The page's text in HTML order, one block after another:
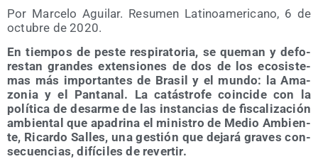
Por Mar­ce­lo Agui­lar. Resu­men Lati­no­ame­ri­cano, 6 de
octu­bre de 2020.
En tiem­pos de pes­te res­pi­ra­to­ria, se que­man y defo­
res­tan gran­des exten­sio­nes de dos de los eco­sis­te­
mas más impor­tan­tes de Bra­sil y el mun­do: la Ama­
zo­nia y el Pan­ta­nal. La catás­tro­fe coin­ci­de con la
polí­ti­ca de desar­me de las ins­tan­cias de fis­ca­li­za­ción
ambien­tal que apa­dri­na el minis­tro de Medio Ambien­
te, Ricar­do Salles, una ges­tión que deja­rá gra­ves con­
se­cuen­cias, difí­ci­les de revertir.